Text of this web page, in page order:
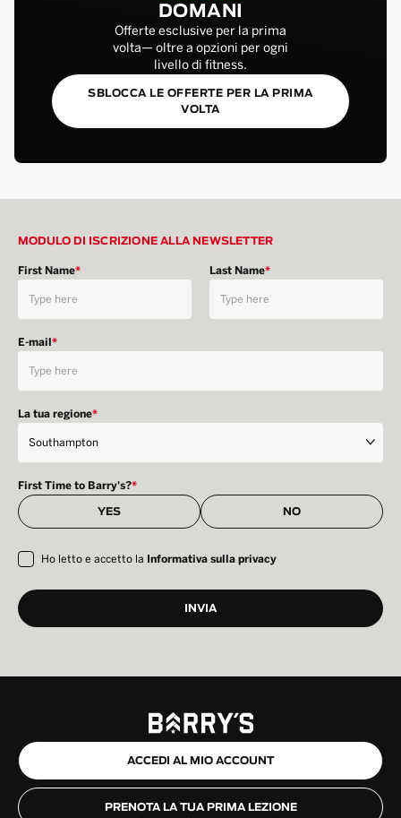
DOMANI
Offerte esclusive per la prima
volta— oltre a opzioni per ogni
livello di fitness.
SBLOCCA LE OFFERTE PER LA PRIMA
VOLTA
MODULO DI ISCRIZIONE ALLA NEWSLETTER
First Name* Last Name*
E-mail*
La tua regione*
First Time to Barry's?*
YES NO
Ho letto e accetto la Informativa sulla privacy
ACCEDI AL MIO ACCOUNT
PRENOTA LA TUA PRIMA LEZIONE